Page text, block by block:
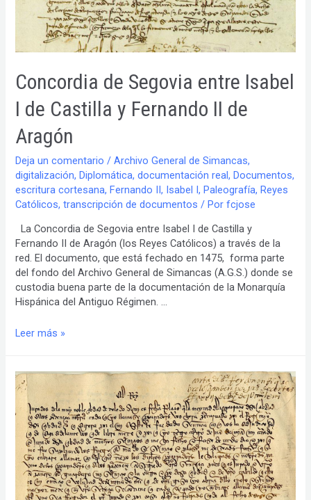
Concordia de Segovia entre Isabel
I de Castilla y Fernando II de
Aragón
Deja un comentario /Archivo General de Simancas,
digitalización,Diplomática,documentación real,Documentos,
escritura cortesana,Fernando II, Isabel I,Paleografía,Reyes
Católicos,transcripción de documentos / Porfcjose
La Concordia de Segovia entre Isabel I de Castilla y
Fernando II de Aragón (los Reyes Católicos) a través de la
red. El documento, que está fechado en 1475, forma parte
del fondo del Archivo General de Simancas (A.G.S.) donde se
custodia buena parte de la documentación de la Monarquía
Hispánica del Antiguo Régimen. …
Concordia
entre
Isabel
Castilla
Fernando
Leer más »